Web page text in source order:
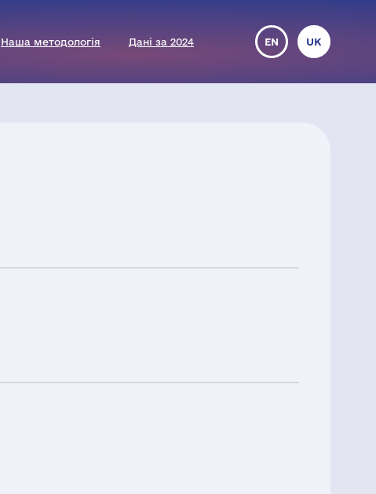
Наша методологія Дані за 2024 EN UK